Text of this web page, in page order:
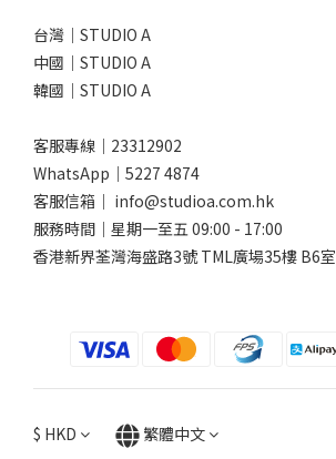
台灣｜STUDIO A
中國｜STUDIO A
韓國｜STUDIO A
客服專線｜23312902
WhatsApp｜ 5227 4874
客服信箱｜ info@studioa.com.hk
服務時間｜星期一至五 09:00 - 17:00
香港新界荃灣海盛路3號 TML廣場35樓 B6室
$ HKD 繁體中文